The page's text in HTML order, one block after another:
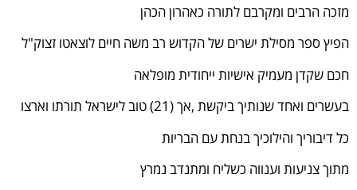
מזכה הרבים ומקרבם לתורה כאהרון הכהן
הפיץ ספר מסילת ישרים של הקדוש רב משה חיים לוצאטו זצוק"ל
חכם שקדן מעמיק אישיות ייחודית מופלאה
בעשרים ואחד שנותיך ביקשת ,אך (21) טוב לישראל תורתו וארצו
כל דיבוריך והילוכיך בנחת עם הבריות
מתוך צניעות וענווה כשליח ומתנדב נמרץ